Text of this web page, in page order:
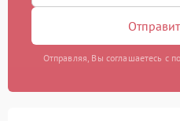
Отправляя, Вы соглашаетесь с